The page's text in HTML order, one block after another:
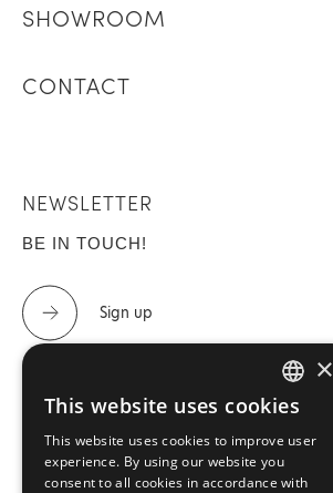
SHOWROOM
CONTACT
NEWSLETTER
BE IN TOUCH!
Sign up
CONTACT US
Tel.: 2310 488 440 & 2310 488 447
GREEK
ENGLISH
×
This website uses cookies
This website uses cookies to improve user
experience. By using our website you
consent to all cookies in accordance with